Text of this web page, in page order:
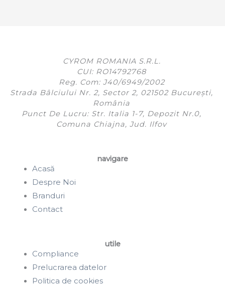
CYROM ROMANIA S.R.L.
CUI: RO14792768
Reg. Com: J40/6949/2002
Strada Bâlciului Nr. 2, Sector 2, 021502 București,
România
Punct De Lucru: Str. Italia 1-7, Depozit Nr.0,
Comuna Chiajna, Jud. Ilfov
navigare
Acasă
Despre Noi
Branduri
Contact
utile
Compliance
Prelucrarea datelor
Politica de cookies